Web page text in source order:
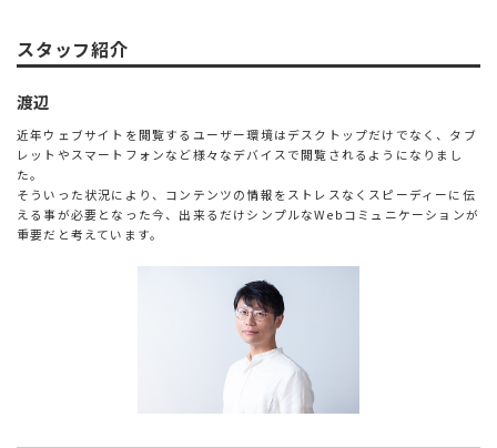
スタッフ紹介
渡辺
近年ウェブサイトを閲覧するユーザー環境はデスクトップだけでなく、タブ
レットやスマートフォンなど様々なデバイスで閲覧されるようになりまし
た。
そういった状況により、コンテンツの情報をストレスなくスピーディーに伝
える事が必要となった今、出来るだけシンプルなWebコミュニケーションが
重要だと考えています。